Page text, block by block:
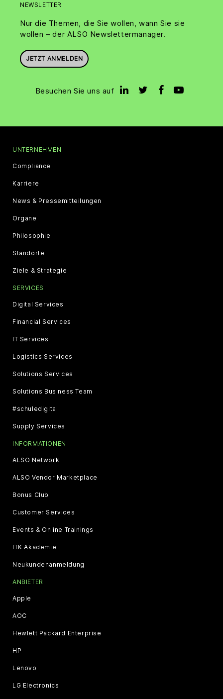
NEWSLETTER
Nur die Themen, die Sie wollen, wann Sie sie
wollen – der ALSO Newslettermanager.
JETZT ANMELDEN
Besuchen Sie uns auf
UNTERNEHMEN
Compliance
Karriere
News & Pressemitteilungen
Organe
Philosophie
Standorte
Ziele & Strategie
SERVICES
Digital Services
Financial Services
IT Services
Logistics Services
Solutions Services
Solutions Business Team
#schuledigital
Supply Services
INFORMATIONEN
ALSO Network
ALSO Vendor Marketplace
Bonus Club
Customer Services
Events & Online Trainings
ITK Akademie
Neukundenanmeldung
ANBIETER
Apple
AOC
Hewlett Packard Enterprise
HP
Lenovo
LG Electronics